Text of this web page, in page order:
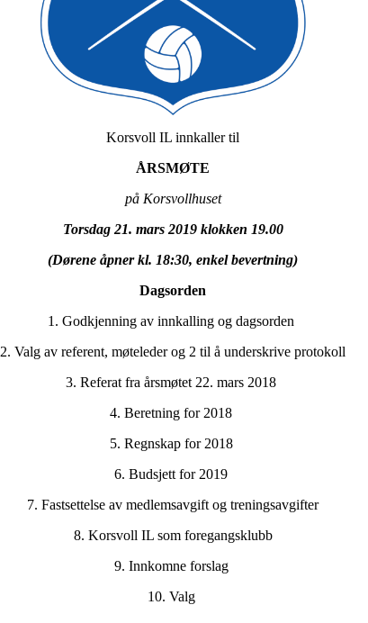
Korsvoll IL innkaller til
ÅRSMØTE
på Korsvollhuset
Torsdag 21. mars 2019 klokken 19.00
(Dørene åpner kl. 18:30, enkel bevertning)
Dagsorden
1. Godkjenning av innkalling og dagsorden
2. Valg av referent, møteleder og 2 til å underskrive protokoll
3. Referat fra årsmøtet 22. mars 2018
4. Beretning for 2018
5. Regnskap for 2018
6. Budsjett for 2019
7. Fastsettelse av medlemsavgift og treningsavgifter
8. Korsvoll IL som foregangsklubb
9. Innkomne forslag
10. Valg